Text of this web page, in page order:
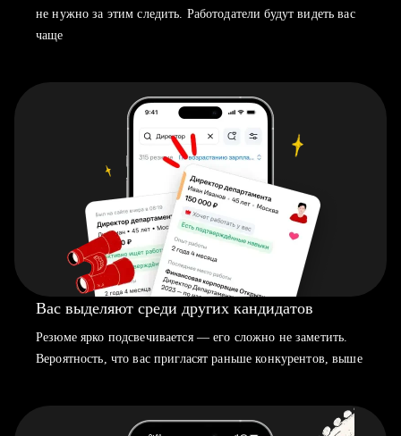
не нужно за этим следить. Работодатели будут видеть вас
чаще
Вас выделяют среди других кандидатов
Резюме ярко подсвечивается — его сложно не заметить.
Вероятность, что вас пригласят раньше конкурентов, выше